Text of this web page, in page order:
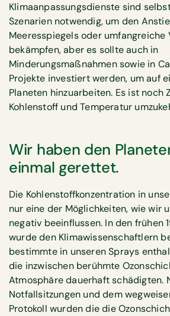
Klimaanpassungsdienste sind
Szenarien notwendig, um den
Meeresspiegels oder umfangreiche
bekämpfen, aber es sollte auch in
Minderungsmaßnahmen sowie in
Projekte investiert werden, um auf
Planeten hinzuarbeiten. Es ist noch
Kohlenstoff und Temperatur
Wir haben den
einmal gerettet.
Die Kohlenstoffkonzentration in
nur eine der Möglichkeiten, wie wir
negativ beeinflussen. In den frühen
wurde den Klimawissenschaftlern
bestimmte in unseren Sprays
die inzwischen berühmte
Atmosphäre dauerhaft schädigten.
Notfallsitzungen und dem
Protokoll wurden die die